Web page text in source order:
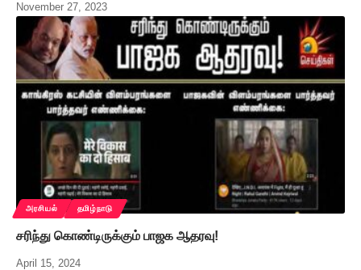
November 27, 2023
அரசியல் தமிழ்நாடு
சரிந்து கொண்டிருக்கும் பாஜக ஆதரவு!
April 15, 2024